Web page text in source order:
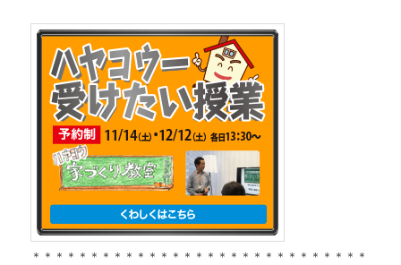
＊＊＊＊＊＊＊＊＊＊＊＊＊＊＊＊＊＊＊＊＊＊＊＊＊＊＊＊＊